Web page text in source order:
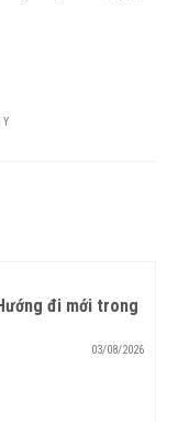
Y
đi mới trong
03/08/2026